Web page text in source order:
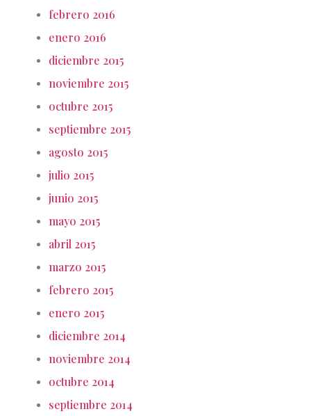
febrero 2016
enero 2016
diciembre 2015
noviembre 2015
octubre 2015
septiembre 2015
agosto 2015
julio 2015
junio 2015
mayo 2015
abril 2015
marzo 2015
febrero 2015
enero 2015
diciembre 2014
noviembre 2014
octubre 2014
septiembre 2014